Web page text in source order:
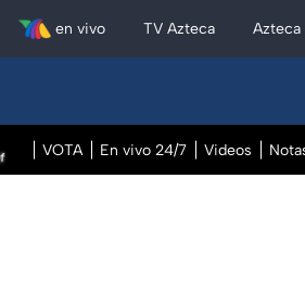
en vivo TV Azteca Azteca
VOTA En vivo 24/7 Videos